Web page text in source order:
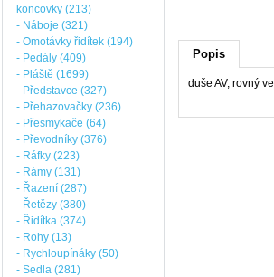
Popis
duše AV, rovný
koncovky (213)
- Náboje (321)
- Omotávky řidítek (194)
- Pedály (409)
- Pláště (1699)
- Představce (327)
- Přehazovačky (236)
- Přesmykače (64)
- Převodníky (376)
- Ráfky (223)
- Rámy (131)
- Řazení (287)
- Řetězy (380)
- Řidítka (374)
- Rohy (13)
- Rychloupínáky (50)
- Sedla (281)